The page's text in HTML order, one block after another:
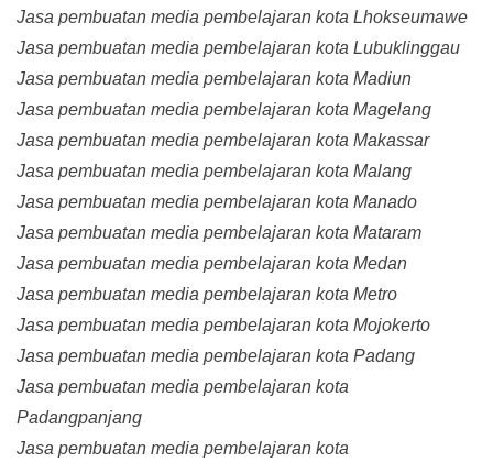
Jasa pembuatan media pembelajaran kota Lhokseumawe
Jasa pembuatan media pembelajaran kota Lubuklinggau
Jasa pembuatan media pembelajaran kota Madiun
Jasa pembuatan media pembelajaran kota Magelang
Jasa pembuatan media pembelajaran kota Makassar
Jasa pembuatan media pembelajaran kota Malang
Jasa pembuatan media pembelajaran kota Manado
Jasa pembuatan media pembelajaran kota Mataram
Jasa pembuatan media pembelajaran kota Medan
Jasa pembuatan media pembelajaran kota Metro
Jasa pembuatan media pembelajaran kota Mojokerto
Jasa pembuatan media pembelajaran kota Padang
Jasa pembuatan media pembelajaran kota
Padangpanjang
Jasa pembuatan media pembelajaran kota